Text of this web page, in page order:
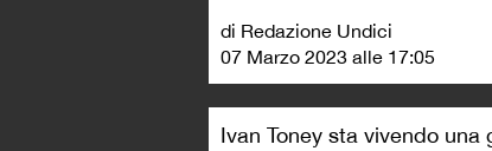
di Redazione Undici
07 Marzo 2023 alle 17:05
Ivan Toney sta vivendo